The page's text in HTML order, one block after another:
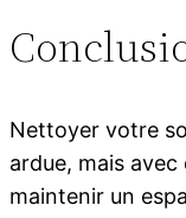
Nettoyer votre
ardue, mais
maintenir un